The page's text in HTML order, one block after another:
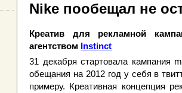
Nike пообещал не
Креатив для рекламной
агентством Instinct
31 декабря стартовала кампания
обещания на 2012 год у себя в
примеру. Креативная концепция